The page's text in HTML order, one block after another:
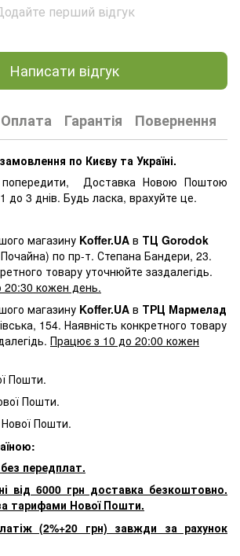
перший відгук
Написати відгук
Оплата Гарантія Повернення
по Києву та Україні.
Доставка Новою Поштою
до 3 днів. Будь ласка, врахуйте це.
магазину Koffer.UA в ТЦ Gorodok
по пр-т. Степана Бандери, 23.
товару уточнюйте заздалегідь.
кожен день.
магазину Koffer.UA в ТРЦ Мармелад
154. Наявність конкретного товару
Працює з 10 до 20:00 кожен
Пошти.
Пошти.
Пошти.
передплат.
від 6000 грн доставка безкоштовно.
тарифами Нової Пошти.
(2%+20 грн) завжди за рахунок